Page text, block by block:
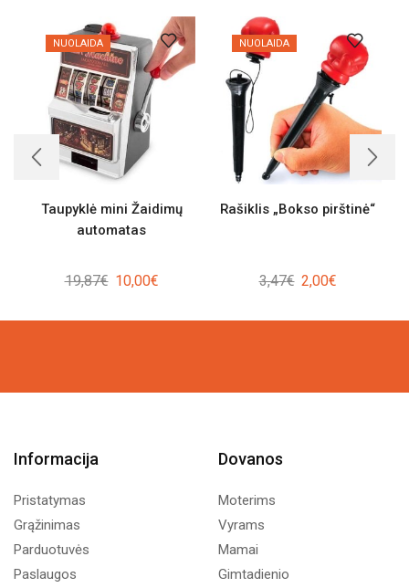
NUOLAIDA
Taupyklė mini Žaidimų
automatas
19,87€ Original
was:
10,00€Current
is:
NUOLAIDA
Rašiklis „Bokso pirštinė“
3,47€ Original
was:
2,00€Current
is:
Informacija
Pristatymas
Grąžinimas
Parduotuvės
Paslaugos
Dovanos
Moterims
Vyrams
Mamai
Gimtadienio